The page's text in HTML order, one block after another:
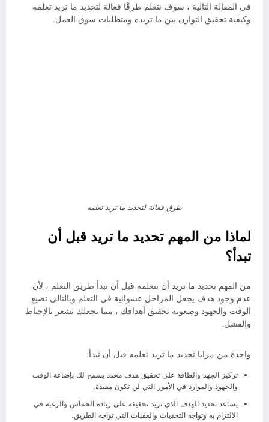
في المقالة التالية ، سوف نتعلم طرقًا فعالة لتحديد ما تريد تعلمه
وكيفية تحقيق التوازن بين ما تريده ومتطلبات سوق العمل.
طرق فعالة لتحديد ما تريد تعلمه
لماذا من المهم تحديد ما تريد قبل أن
تبدأ؟
من المهم تحديد ما تريد أن تتعلمه قبل أن تبدأ طريق التعلم ، لأن
عدم وجود هدف يجعل المراحل عشوائية في التعلم وبالتالي تضيع
الوقت والجهود وصعوبة تحقيق أهدافك ، مما يجعلك تشعر بالإحباط
والفشل.
واحدة من مزايا تحديد ما تريد تعلمه قبل أن تبدأ:
تركيز الجهد والطاقة على تحقيق هدف محدد يسمح لك بإضاعة الوقت
والجهود والموارد في الأمور التي لن تكون مفيدة.
يساعد تحديد الهدف الذي تريد تحقيقه على زيادة الحماس والرغبة في
الالتزام به وتواجه التحديات والعقبات التي تواجه الطريق.